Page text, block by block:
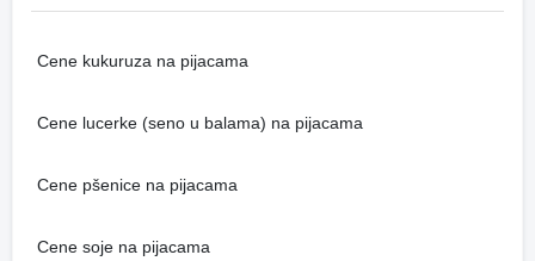
Cene kukuruza na pijacama
Cene lucerke (seno u balama) na pijacama
Cene pšenice na pijacama
Cene soje na pijacama